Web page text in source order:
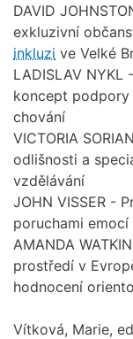
DAVID
exkluzivní
inkluzi ve Velké
LADISLAV
koncept
chování
VICTORIA
odlišnosti a
vzdělávání
JOHN VISSER -
poruchami
AMANDA
prostředí v
hodnocení
Vítková, Marie,